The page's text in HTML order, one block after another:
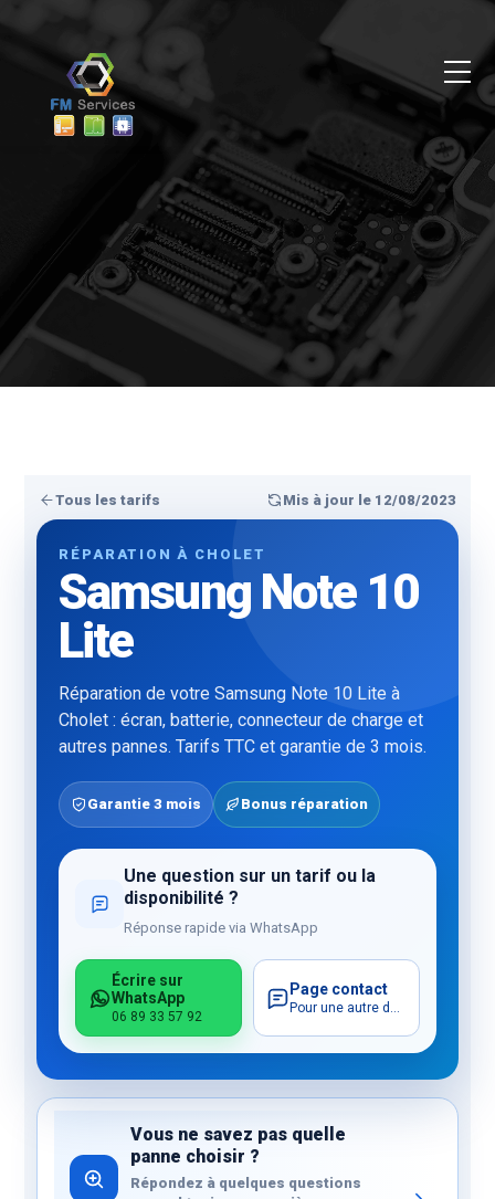
Tous les tarifs Mis à jour le 12/08/2023
RÉPARATION À CHOLET
Samsung Note 10
Lite
Réparation de votre Samsung Note 10 Lite à
Cholet : écran, batterie, connecteur de charge et
autres pannes. Tarifs TTC et garantie de 3 mois.
Garantie 3 mois Bonus réparation
Une question sur un tarif ou la
disponibilité ?
Réponse rapide via WhatsApp
Écrire sur
WhatsApp
06 89 33 57 92
Page contact
Pour une autre demande
Vous ne savez pas quelle
panne choisir ?
Répondez à quelques questions